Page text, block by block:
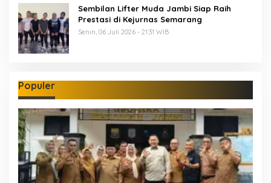
Sembilan Lifter Muda Jambi Siap Raih
Prestasi di Kejurnas Semarang
Senin, 06 Juli 2026 - 21:31 WIB
Populer